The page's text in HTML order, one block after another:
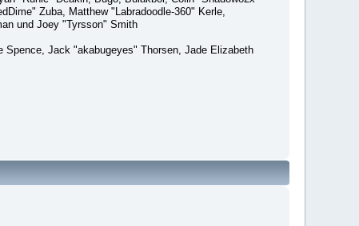
Zuba, Matthew "Labradoodle-360" Kerle,
und Joey "Tyrsson" Smith
Spence, Jack "akabugeyes" Thorsen, Jade Elizabeth